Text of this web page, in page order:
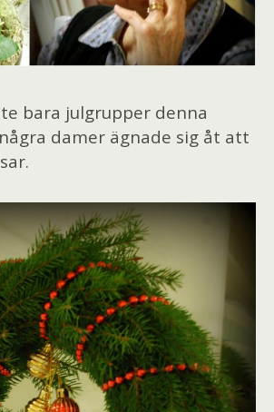
bara julgrupper denna
damer ägnade sig åt att